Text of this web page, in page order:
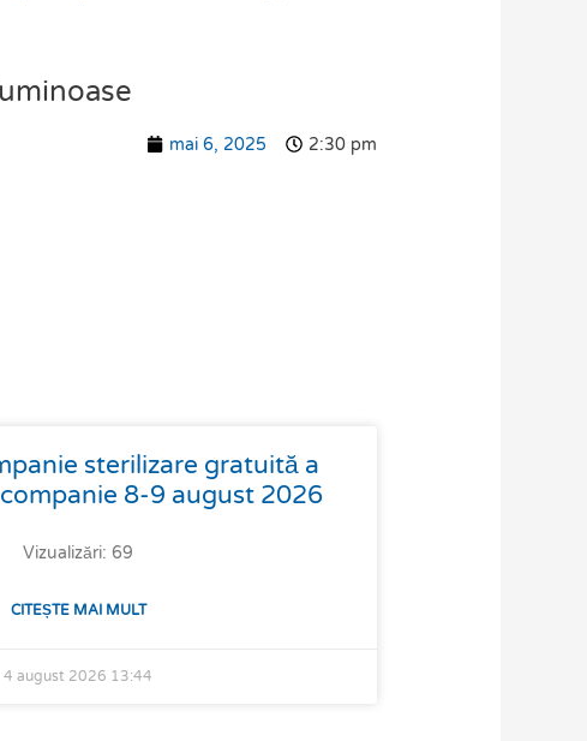
mai 6, 2025 2:30 pm
sterilizare gratuită a
8-9 august 2026
Vizualizări: 69
CITEȘTE MAI MULT
4 august 2026 13:44